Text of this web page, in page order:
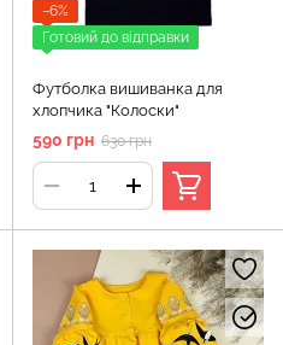
−6%
Готовий до відправки
Футболка вишиванка для
хлопчика "Колоски"
590 грн 630 грн